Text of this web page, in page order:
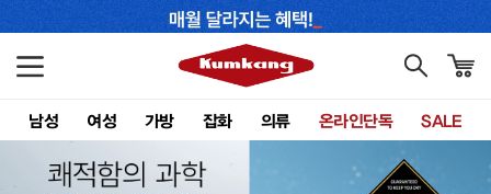
남성 여성 가방 잡화 의류 온라인단독 SALE